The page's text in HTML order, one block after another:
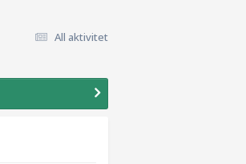
All aktivitet